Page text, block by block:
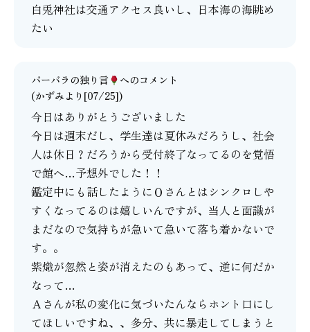
白兎神社は交通アクセス良いし、日本海の海眺め
たい
バーバラの独り言
へのコメント
(かずみより[07/25])
今日はありがとうございました
今日は週末だし、学生達は夏休みだろうし、社会
人は休日？だろうから受付終了なってるのを覚悟
で館へ…予想外でした！！
鑑定中にも話したようにＯさんとはシンクロしや
すくなってるのは嬉しいんですが、当人と面識が
まだなので気持ちが急いて急いて落ち着かないで
す。。
紫熾が忽然と姿が消えたのもあって、逆に何だか
なって…
Ａさんが私の変化に気づいたんならホント口にし
てほしいですね、、多分、共に暴走してしまうと